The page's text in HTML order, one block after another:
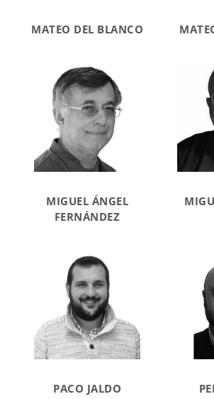
MATEO DEL BLANCO
MIGUEL ÁNGEL
FERNÁNDEZ
PACO JALDO